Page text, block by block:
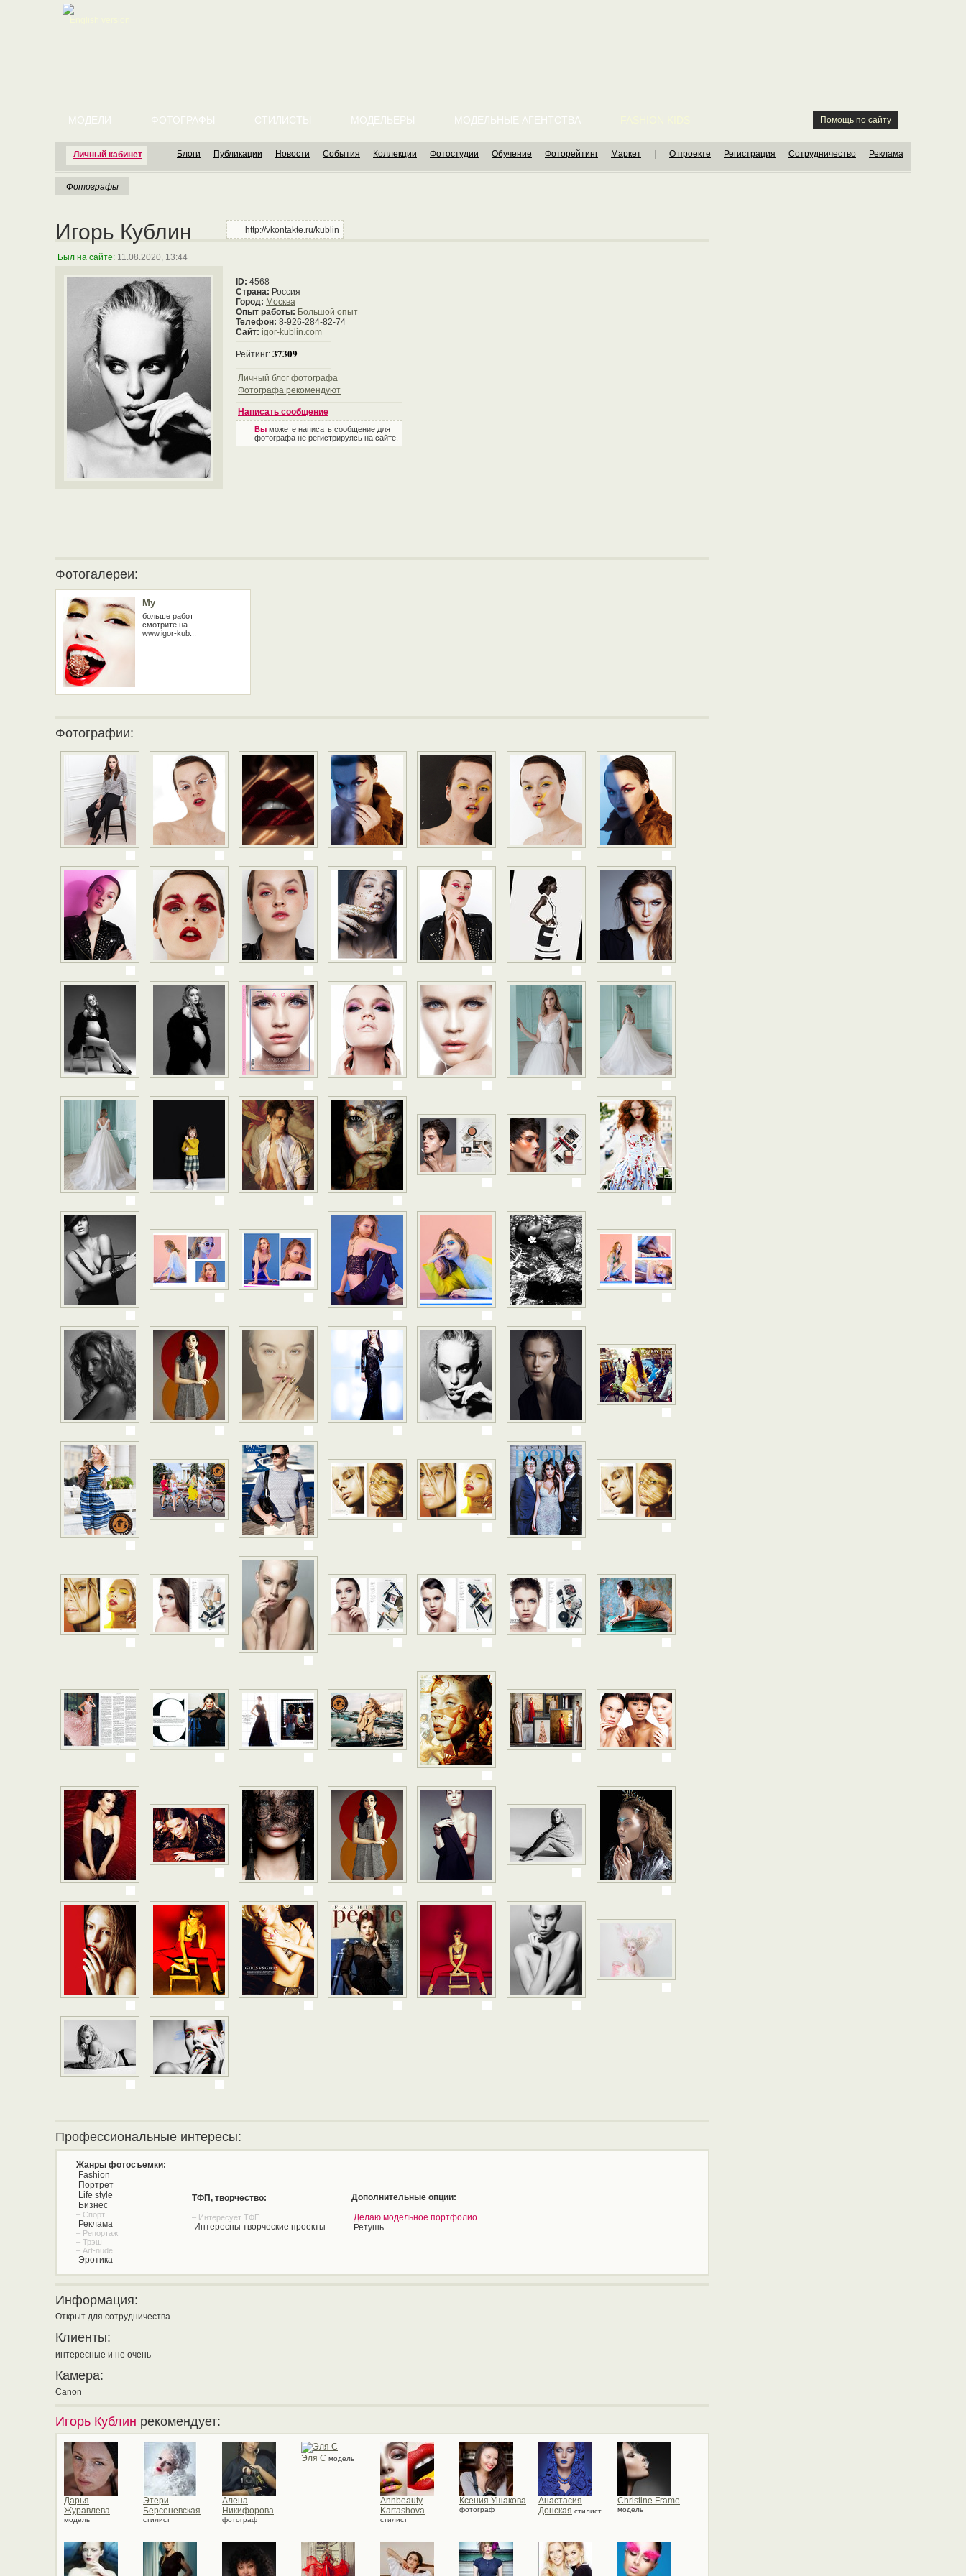
Личный кабинет
МОДЕЛИ ФОТОГРАФЫ СТИЛИСТЫ МОДЕЛЬЕРЫ МОДЕЛЬНЫЕ АГЕНТСТВА Помощь по сайту
Блоги Публикации Новости События Коллекции Фотостудии Обучение Фоторейтинг Маркет О проекте Регистрация Сотрудничество Реклама
Фотографы
Игорь Кублин http://vkontakte.ru/kublin
Был на сайте: 11.08.2020, 13:44
ID: 4568
Страна: Россия
Город: Москва
Опыт работы: Большой опыт
Телефон: 8-926-284-82-74
Сайт: igor-kublin.com
Рейтинг: 37309
Личный блог фотографа
Фотографа рекомендуют
Написать сообщение
Вы можете написать сообщение для
фотографа не регистрируясь на сайте.
Фотогалереи:
My
больше работ
смотрите на
www.igor-kub...
Фотографии:
Профессиональные интересы:
Жанры фотосъемки:
Fashion
Портрет
Life style
Бизнес
– Спорт
Реклама
– Репортаж
– Трэш
– Art-nude
Эротика
ТФП, творчество:
– Интересует ТФП
Интересны творческие проекты
Дополнительные опции:
Делаю модельное портфолио
Ретушь
Информация:
Открыт для сотрудничества.
Клиенты:
интересные и не очень
Камера:
Canon
Игорь Кублин рекомендует:
Дарья
Журавлева
модель
Этери
Берсеневская
стилист
Алена
Никифорова
фотограф
Эля С модель
Annbeauty
Kartashova
стилист
Ксения Ушакова
фотограф
Анастасия
Донская стилист
Christine Frame
модель